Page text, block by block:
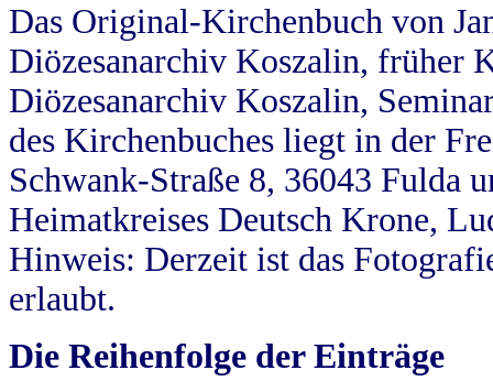
Das Original-Kirchenbuch von
Diözesanarchiv Koszalin, früher
Diözesanarchiv Koszalin,
des Kirchenbuches liegt in der
Schwank-Straße 8, 36043 Fulda
Heimatkreises Deutsch Krone,
Hinweis: Derzeit ist das
erlaubt.
Die Reihenfolge der Einträge